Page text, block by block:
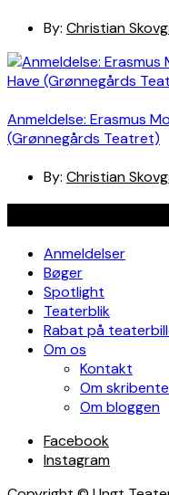
By: Christian
Anmeldelse: Erasmus
(Grønnegårds Teatret)
By: Christian
Anmeldelser
Bøger
Spotlight
Teaterblik
Rabat på
Om os
Kontakt
Om
Om bloggen
Facebook
Instagram